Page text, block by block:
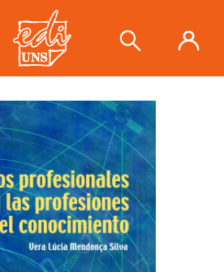
y las profesiones
se ha añadido a tuVer carrito